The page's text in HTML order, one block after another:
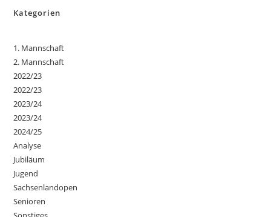
Kategorien
1. Mannschaft
2. Mannschaft
2022/23
2022/23
2023/24
2023/24
2024/25
Analyse
Jubiläum
Jugend
Sachsenlandopen
Senioren